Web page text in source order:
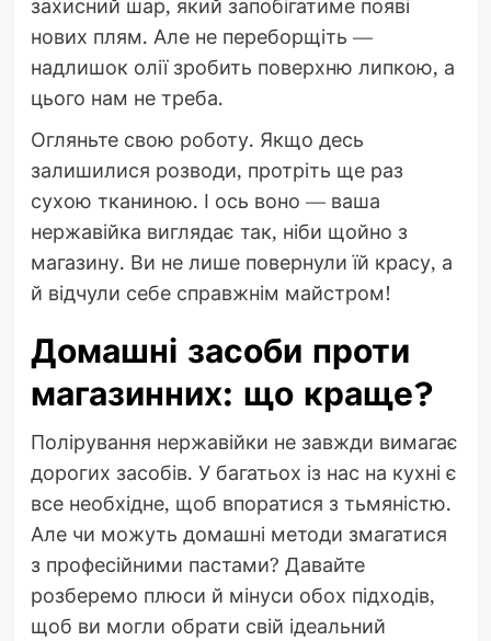
захисний шар, який запобігатиме появі
нових плям. Але не переборщіть —
надлишок олії зробить поверхню липкою, а
цього нам не треба.
Огляньте свою роботу. Якщо десь
залишилися розводи, протріть ще раз
сухою тканиною. І ось воно — ваша
нержавійка виглядає так, ніби щойно з
магазину. Ви не лише повернули їй красу, а
й відчули себе справжнім майстром!
Домашні засоби проти
магазинних: що краще?
Полірування нержавійки не завжди вимагає
дорогих засобів. У багатьох із нас на кухні є
все необхідне, щоб впоратися з тьмяністю.
Але чи можуть домашні методи змагатися
з професійними пастами? Давайте
розберемо плюси й мінуси обох підходів,
щоб ви могли обрати свій ідеальний